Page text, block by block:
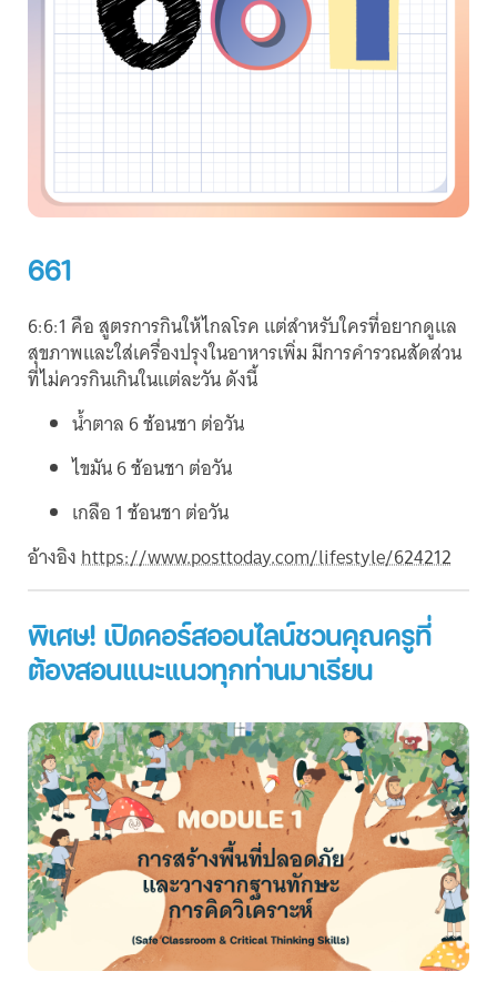
661
6:6:1 คือ สูตรการกินให้ไกลโรค แต่สำหรับใครที่อยากดูแล
สุขภาพและใส่เครื่องปรุงในอาหารเพิ่ม มีการคำรวณสัดส่วน
ที่ไม่ควรกินเกินในแต่ละวัน ดังนี้
นํ้าตาล 6 ช้อนชา ต่อวัน
ไขมัน 6 ช้อนชา ต่อวัน
เกลือ 1 ช้อนชา ต่อวัน
อ้างอิงhttps://www.posttoday.com/lifestyle/624212
พิเศษ! เปิดคอร์สออนไลน์ชวนคุณครูที่
ต้องสอนแนะแนวทุกท่านมาเรียน